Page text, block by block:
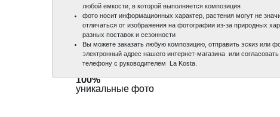
100%
уникальные фото
100%
уникальные фото
100%
уникальные фото
100%
уникальные фото
100%
уникальные фото
любой емкости, в которой выполняется композиция
фото носит информационных характер, растения могут не
отличаться от изображения на фотографии из-за природных
разных поставок и сезонности
Вы можете заказать любую композицию, отправить эскиз или
электронный адрес нашего интернет-магазина или согласовать
телефону с руководителем La Kosta.